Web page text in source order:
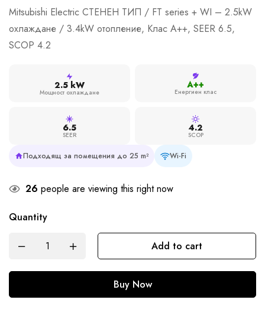
Mitsubishi Electric СТЕНЕН ТИП / FT series + WI – 2.5kW
охлаждане / 3.4kW отопление, Клас A++, SEER 6.5,
SCOP 4.2
2.5 kW
Мощност охлаждане
A++
Енергиен клас
6.5
SEER
4.2
SCOP
Подходящ за помещения до 25 m² Wi-Fi
26 people are viewing this right now
Quantity
Add to cart
Buy Now